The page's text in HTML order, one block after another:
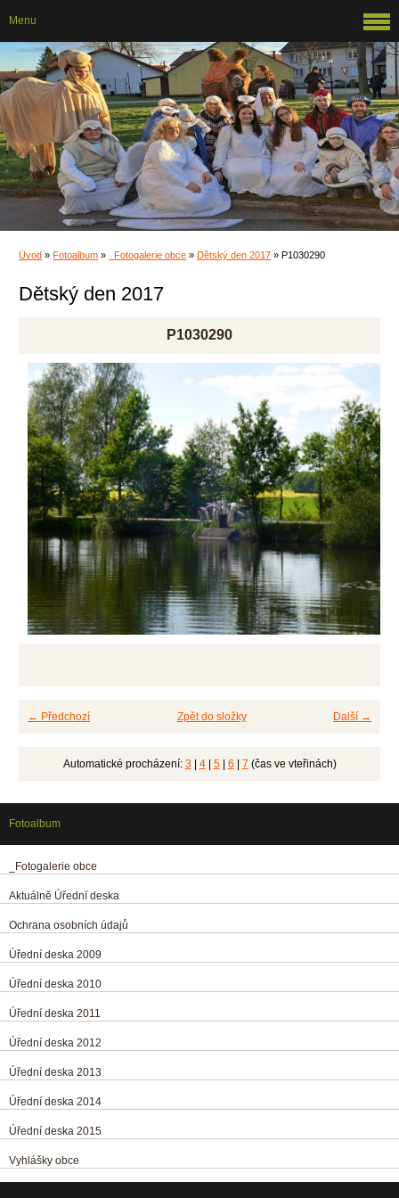
Úvod » Fotoalbum » _Fotogalerie obce » Dětský den 2017 » P1030290
Dětský den 2017
P1030290
← Předchozí Další →
Zpět do složky
Automatické procházení: 3 | 4| 5| 6 | 7 (čas ve vteřinách)
Menu
Fotoalbum
_Fotogalerie obce
Aktuálně Úřední deska
Ochrana osobních údajů
Úřední deska 2009
Úřední deska 2010
Úřední deska 2011
Úřední deska 2012
Úřední deska 2013
Úřední deska 2014
Úřední deska 2015
Vyhlášky obce